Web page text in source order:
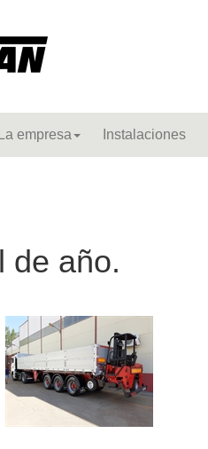
La empresa Instalaciones
de año.